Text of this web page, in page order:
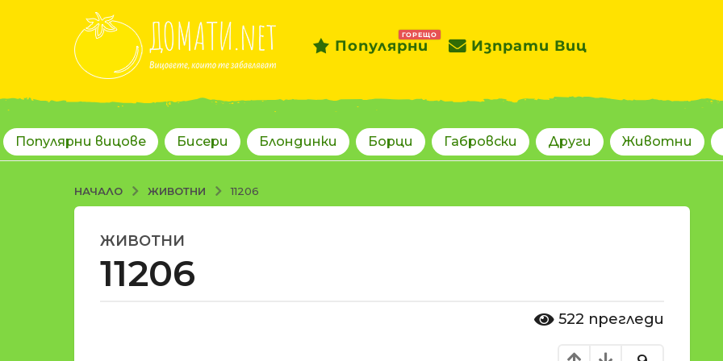
Популярни
ГОРЕЩО
Изпрати Виц
Популярни вицове Бисери Блондинки Борци Габровски Други Животни
НАЧАЛО ЖИВОТНИ 11206
1
8
ЖИВОТНИ
11206
522 прегледи